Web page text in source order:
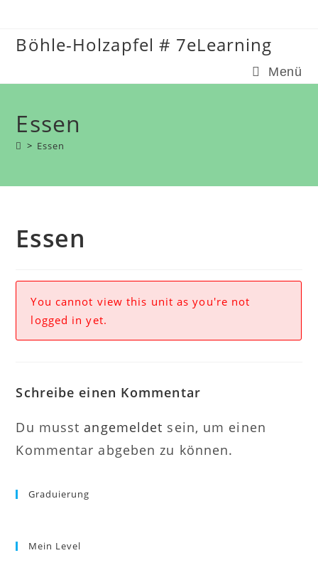
springen
Böhle-Holzapfel # 7eLearning
Menü
Essen
> Essen
Essen
You cannot view this unit as you're not
logged in yet.
Schreibe einen Kommentar
Du musst angemeldet sein, um einen
Kommentar abgeben zu können.
Graduierung
Mein Level